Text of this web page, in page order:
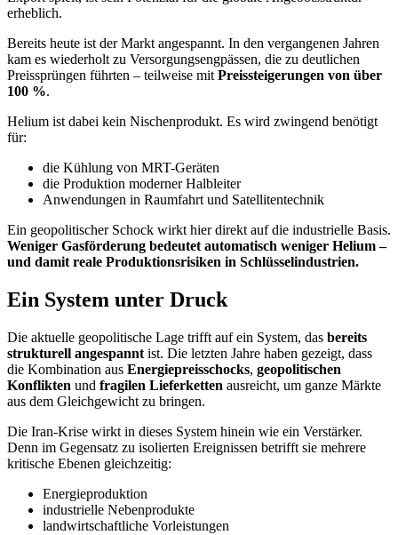
erheblich.
Bereits heute ist der Markt angespannt. In den vergangenen Jahren
kam es wiederholt zu Versorgungsengpässen, die zu deutlichen
Preissprüngen führten – teilweise mit Preissteigerungen von über
100 %.
Helium ist dabei kein Nischenprodukt. Es wird zwingend benötigt
für:
die Kühlung von MRT-Geräten
die Produktion moderner Halbleiter
Anwendungen in Raumfahrt und Satellitentechnik
Ein geopolitischer Schock wirkt hier direkt auf die industrielle Basis.
Weniger Gasförderung bedeutet automatisch weniger Helium –
und damit reale Produktionsrisiken in Schlüsselindustrien.
Ein System unter Druck
Die aktuelle geopolitische Lage trifft auf ein System, das bereits
strukturell angespannt ist. Die letzten Jahre haben gezeigt, dass
die Kombination aus Energiepreisschocks, geopolitischen
Konflikten und fragilen Lieferketten ausreicht, um ganze Märkte
aus dem Gleichgewicht zu bringen.
Die Iran-Krise wirkt in dieses System hinein wie ein Verstärker.
Denn im Gegensatz zu isolierten Ereignissen betrifft sie mehrere
kritische Ebenen gleichzeitig:
Energieproduktion
industrielle Nebenprodukte
landwirtschaftliche Vorleistungen